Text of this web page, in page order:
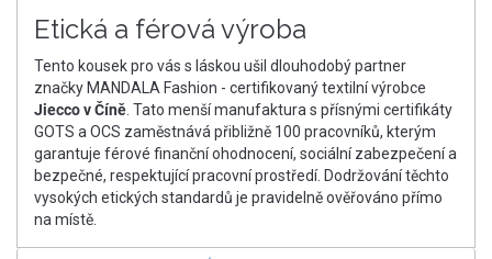
Etická a férová výroba
Tento kousek pro vás s láskou ušil dlouhodobý partner
značky MANDALA Fashion - certifikovaný textilní výrobce
Jiecco v Číně . Tato menší manufaktura s přísnými certifikáty
GOTS a OCS zaměstnává přibližně 100 pracovníků, kterým
garantuje férové finanční ohodnocení, sociální zabezpečení a
bezpečné, respektující pracovní prostředí. Dodržování těchto
vysokých etických standardů je pravidelně ověřováno přímo
na místě.